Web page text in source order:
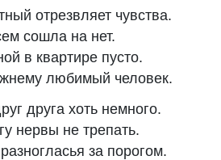
отрезвляет чувства.
сошла на нет.
в квартире пусто.
любимый человек.
друга хоть немного.
нервы не трепать.
за порогом.